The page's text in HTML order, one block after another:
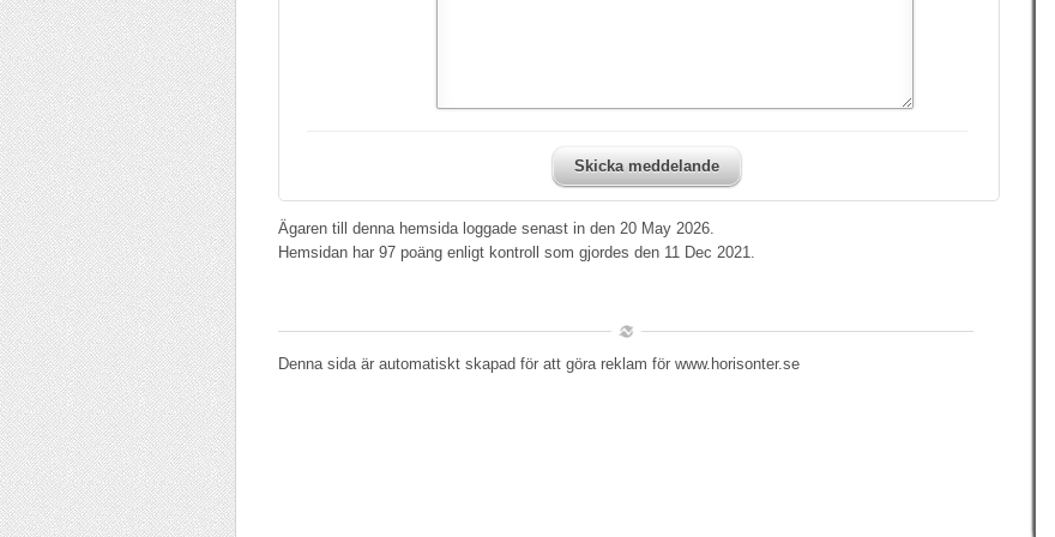
Skicka meddelande
Ägaren till denna hemsida loggade senast in den 20 May 2026.
Hemsidan har 97 poäng enligt kontroll som gjordes den 11 Dec 2021.
Denna sida är automatiskt skapad för att göra reklam för www.horisonter.se